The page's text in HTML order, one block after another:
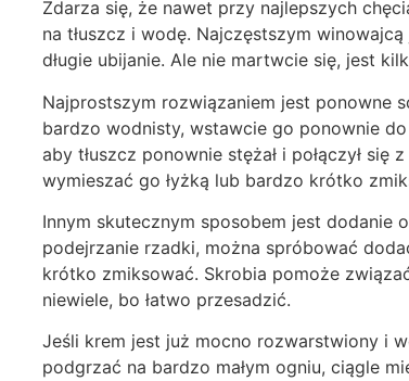
Zdarza się, że nawet przy najlepszych
na tłuszcz i wodę. Najczęstszym
długie ubijanie. Ale nie martwcie się, jest
Najprostszym rozwiązaniem jest ponowne
bardzo wodnisty, wstawcie go ponownie
aby tłuszcz ponownie stężał i połączył się
wymieszać go łyżką lub bardzo krótko
Innym skutecznym sposobem jest dodanie
podejrzanie rzadki, można spróbować
krótko zmiksować. Skrobia pomoże
niewiele, bo łatwo przesadzić.
Jeśli krem jest już mocno rozwarstwiony i
podgrzać na bardzo małym ogniu, ciągle